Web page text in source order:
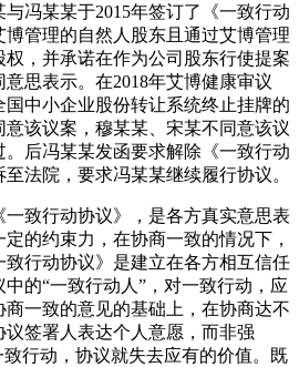
冯某某于2015年签订了《一致行动
管理的自然人股东且通过艾博管理
，并承诺在作为公司股东行使提案
思表示。在2018年艾博健康审议
国中小企业股份转让系统终止挂牌的
该议案，穆某某、宋某不同意该议
后冯某某发函要求解除《一致行动
法院，要求冯某某继续履行协议。
致行动协议》，是各方真实意思表
的约束力，在协商一致的情况下，
行动协议》是建立在各方相互信任
的“一致行动人”，对一致行动，应
一致的意见的基础上，在协商达不
签署人表达个人意愿，而非强
行动，协议就失去应有的价值。既